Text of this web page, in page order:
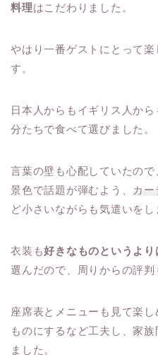
料理はこだわりました。
やはり一番ゲストにとって
す。
日本人からもイギリス人か
分たちで食べて選びました。
言葉の壁も心配していたの
景色で話題が弾むよう、 カー
ど小さいながらも気遣いをし
衣装も好きなものというよ
選んだので、周りからの評判
座席表とメニューも見て楽
ものにするなど工夫し、家
ました。